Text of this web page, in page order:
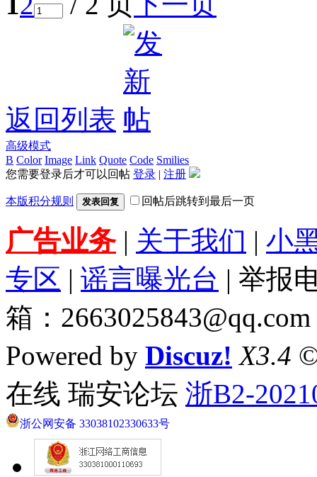
返回列表
高级模式
B Color Image Link Quote Code Smilies
您需要登录后才可以回帖 登录 | 注册
本版积分规则 发表回复 回帖后跳转到最后一页
广告业务| 关于我们 | 小
专区 | 谣言曝光台 | 举报
箱：2663025843@qq.com
Powered by Discuz! X3.4
在线 瑞安论坛 浙B2-
浙公网安备 33038102330633号